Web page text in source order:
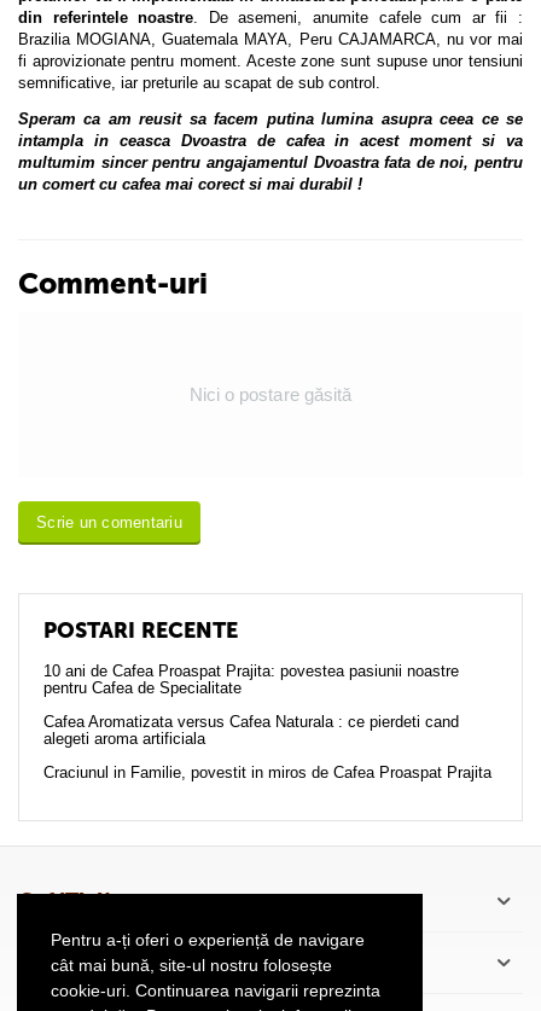
Pentru a-ți oferi o experiență de navigare
cât mai bună, site-ul nostru folosește
cookie-uri. Continuarea navigarii reprezinta
din referintele noastre. De asemeni, anumite cafele cum ar fii :
Brazilia MOGIANA, Guatemala MAYA, Peru CAJAMARCA, nu vor mai
fi aprovizionate pentru moment. Aceste zone sunt supuse unor tensiuni
semnificative, iar preturile au scapat de sub control.
Speram ca am reusit sa facem putina lumina asupra ceea ce se
intampla in ceasca Dvoastra de cafea in acest moment si va
multumim sincer pentru angajamentul Dvoastra fata de noi, pentru
un comert cu cafea mai corect si mai durabil !
Comment-uri
Nici o postare găsită
Scrie un comentariu
POSTARI RECENTE
10 ani de Cafea Proaspat Prajita: povestea pasiunii noastre
pentru Cafea de Specialitate
Cafea Aromatizata versus Cafea Naturala : ce pierdeti cand
alegeti aroma artificiala
Craciunul in Familie, povestit in miros de Cafea Proaspat Prajita
CaféThé’scu
Informatii Client